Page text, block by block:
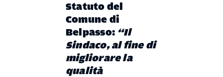
Statuto del
Comune di
Belpasso: “Il
Sindaco, al fine di
migliorare la
qualità